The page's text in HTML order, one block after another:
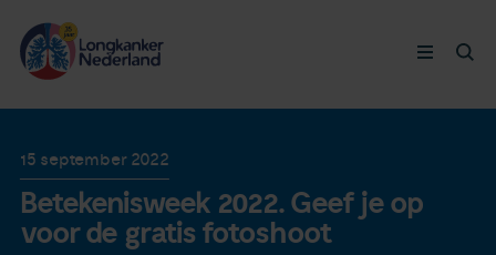
Longkanker
Leven met
15 september 2022
Betekenisweek 2022. Geef je op
voor de gratis fotoshoot